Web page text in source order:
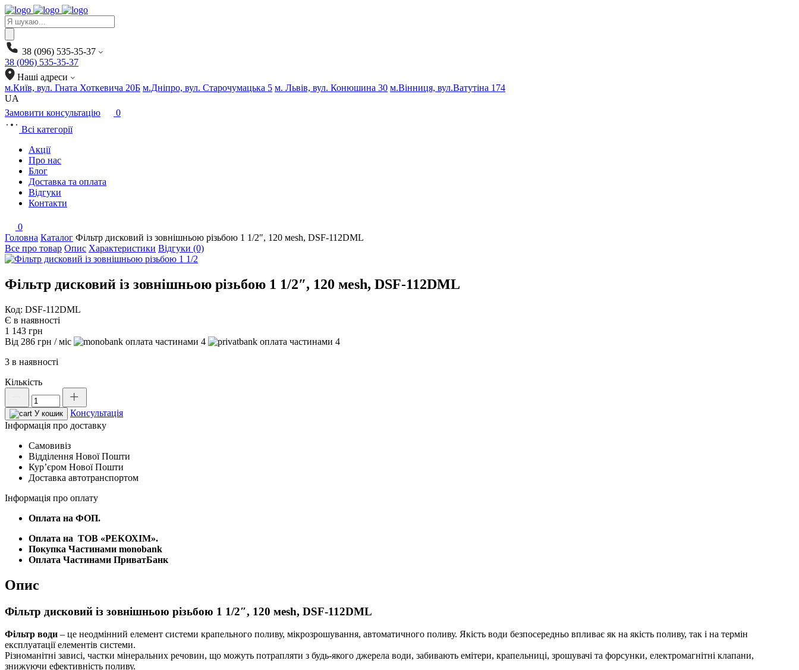
Products
search
38 (096) 535-35-37
38 (096) 535-35-37
Наші адреси
м.Київ, вул. Гната Хоткевича 20Б м.Дніпро, вул. Старочумацька 5 м. Львів, вул. Конюшина 30 м.Вінниця, вул.Ватутіна 174
UA
Замовити консультацію
0
Всі категорії
Акції
Про нас
Блог
Доставка та оплата
Відгуки
Контакти
0
Головна Каталог Фільтр дисковий із зовнішньою різьбою 1 1/2″, 120 мesh, DSF-112DML
Все про товар Опис Характеристики Відгуки (0)
Фільтр дисковий із зовнішньою різьбою 1 1/2″, 120 мesh, DSF-112DML
Код: DSF-112DML
Є в наявності
1 143 грн
Від 286 грн / міс 4
4
3 в наявності
Кількість
дисковий
із
зовнішньою
1
1/2",
120
мesh,
112DML
У кошик
Консультація
Інформація про доставку
Самовивіз
Відділення Нової Пошти
Курʼєром Нової Пошти
Доставка автотранспортом
Інформація про оплату
Оплата на ФОП.
Оплата на ТОВ «РЕКОХІМ».
Покупка Частинами monobank
Оплата Частинами ПриватБанк
Опис
Фільтр дисковий із зовнішньою різьбою 1 1/2″, 120 мesh, DSF-112DML
Фільтр води – це неодмінний елемент системи крапельного поливу, мікрозрошування, автоматичного поливу. Якість води безпосередньо впливає як на якість поливу, так і на термін
експлуатації елементів системи.
Різноманітні зависі, частки мінеральних речовин, що можуть потрапляти з будь-якого джерела води, забивають емітери, крапельниці, зрошувачі та форсунки, електромагнітні клапани,
знижуючи ефективність поливу.